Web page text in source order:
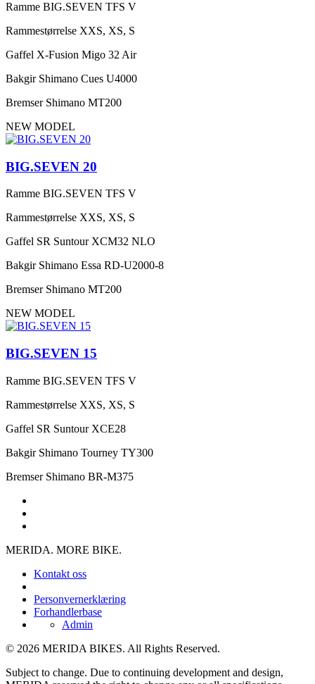
Ramme BIG.SEVEN TFS V
Rammestørrelse XXS, XS, S
Gaffel X-Fusion Migo 32 Air
Bakgir Shimano Cues U4000
Bremser Shimano MT200
NEW MODEL
BIG.SEVEN 20
Ramme BIG.SEVEN TFS V
Rammestørrelse XXS, XS, S
Gaffel SR Suntour XCM32 NLO
Bakgir Shimano Essa RD-U2000-8
Bremser Shimano MT200
NEW MODEL
BIG.SEVEN 15
Ramme BIG.SEVEN TFS V
Rammestørrelse XXS, XS, S
Gaffel SR Suntour XCE28
Bakgir Shimano Tourney TY300
Bremser Shimano BR-M375
MERIDA. MORE BIKE.
Kontakt oss
Personvernerklæring
Forhandlerbase
Admin
© 2026 MERIDA BIKES. All Rights Reserved.
Subject to change. Due to continuing development and design,